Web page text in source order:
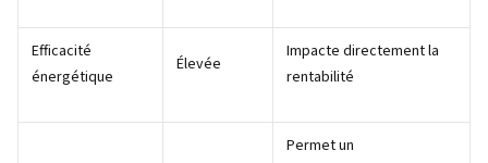
Efficacité
énergétique
Élevée
Impacte directement la
rentabilité
Permet un